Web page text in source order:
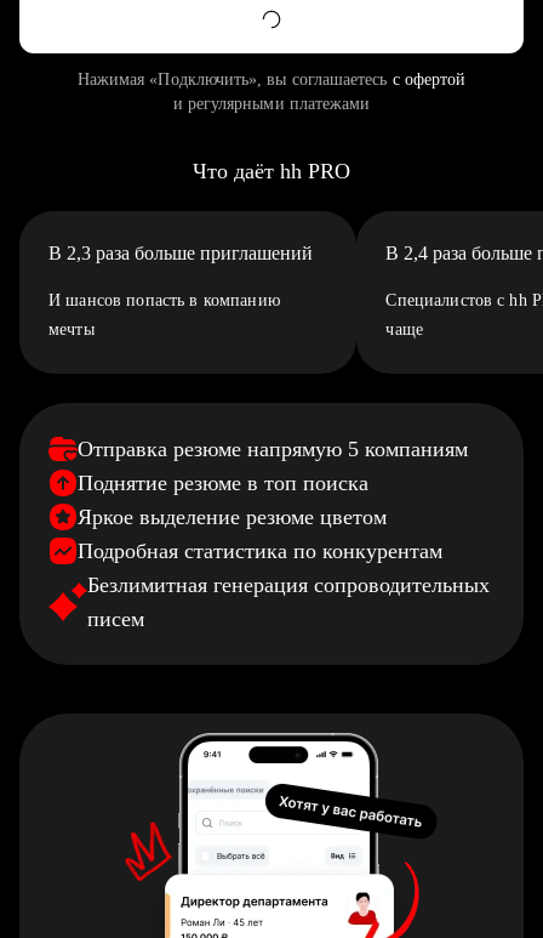
Нажимая «Подключить», вы соглашаетесь с офертой
и регулярными платежами
Что даёт hh PRO
В 2,3 раза больше приглашений
И шансов попасть в компанию
мечты
В 2,4 раза больше
Специалистов с hh
чаще
Отправка резюме напрямую 5 компаниям
Поднятие резюме в топ поиска
Яркое выделение резюме цветом
Подробная статистика по конкурентам
Безлимитная генерация сопроводительных
писем